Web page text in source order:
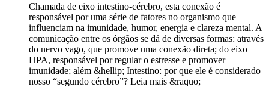
Chamada de eixo intestino-cérebro, esta conexão é
responsável por uma série de fatores no organismo que
influenciam na imunidade, humor, energia e clareza mental. A
comunicação entre os órgãos se dá de diversas formas: através
do nervo vago, que promove uma conexão direta; do eixo
HPA, responsável por regular o estresse e promover
imunidade; além &hellip; Intestino: por que ele é considerado
nosso “segundo cérebro”? Leia mais &raquo;